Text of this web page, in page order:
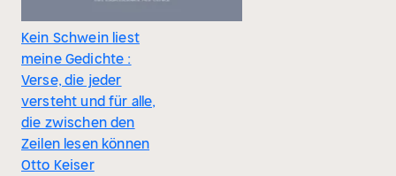
Kein Schwein liest
meine Gedichte :
Verse, die jeder
versteht und für alle,
die zwischen den
Zeilen lesen können
Otto Keiser